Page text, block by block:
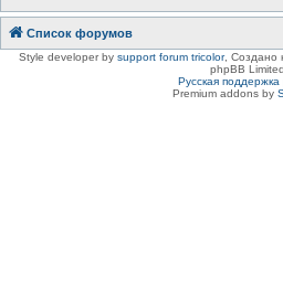
Список форумов
Style developer by support forum tricolor, Создано
phpBB Limited
Русская поддержка
Premium addons by